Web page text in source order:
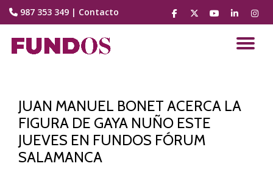
contenido
987 353 349 | Contacto
fa-
facebook
fa-
brands
fa-
youtube-
fa-
linkedin
fa-
JUAN MANUEL BONET ACERCA LA
FIGURA DE GAYA NUÑO ESTE
JUEVES EN FUNDOS FÓRUM
SALAMANCA